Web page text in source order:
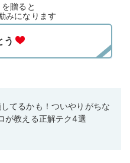
贈ると
みになります
てるかも！ついやりがちな
が教える正解テク4選